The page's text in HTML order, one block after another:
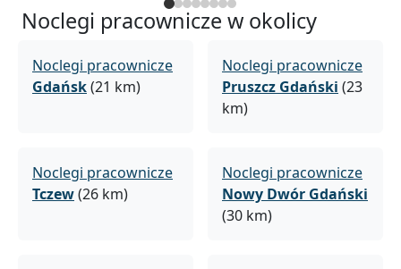
Noclegi pracownicze w okolicy
Noclegi pracownicze
Gdańsk(21 km)
Noclegi pracownicze
Pruszcz Gdański (23
km)
Noclegi pracownicze
Tczew(26 km)
Noclegi pracownicze
Nowy Dwór Gdański
(30 km)